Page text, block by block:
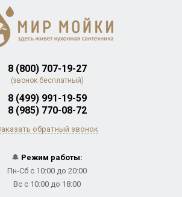
8 (800) 707-19-27
(звонок бесплатный)
8 (499) 991-19-59
8 (985) 770-08-72
обратный звонок
🔔 Режим работы:
Пн-Сб с 10:00 до 20:00
Вс с 10:00 до 18:00